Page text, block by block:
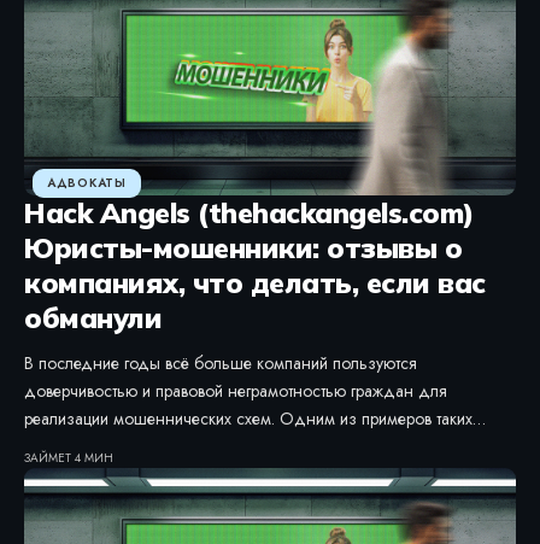
АДВОКАТЫ
Hack Angels (thehackangels.com)
Юристы-мошенники: отзывы о
компаниях, что делать, если вас
обманули
В последние годы всё больше компаний пользуются
доверчивостью и правовой неграмотностью граждан для
реализации мошеннических схем. Одним из примеров таких…
ЗАЙМЕТ 4 МИН